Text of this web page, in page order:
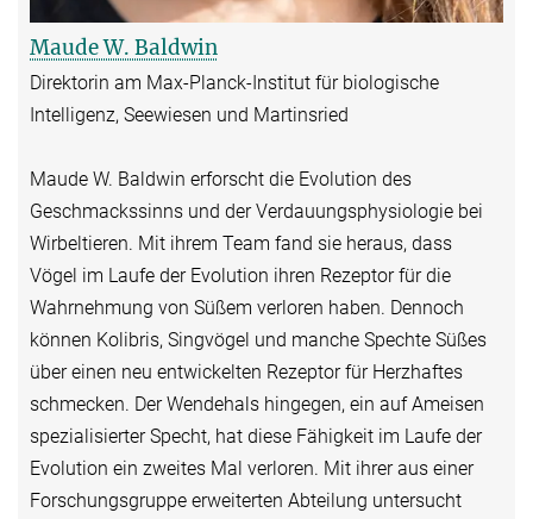
Maude W. Baldwin
Direktorin am Max-Planck-Institut für biologische
Intelligenz, Seewiesen und Martinsried
Maude W. Baldwin erforscht die Evolution des
Geschmackssinns und der Verdauungsphysiologie bei
Wirbeltieren. Mit ihrem Team fand sie heraus, dass
Vögel im Laufe der Evolution ihren Rezeptor für die
Wahrnehmung von Süßem verloren haben. Dennoch
können Kolibris, Singvögel und manche Spechte Süßes
über einen neu entwickelten Rezeptor für Herzhaftes
schmecken. Der Wendehals hingegen, ein auf Ameisen
spezialisierter Specht, hat diese Fähigkeit im Laufe der
Evolution ein zweites Mal verloren. Mit ihrer aus einer
Forschungsgruppe erweiterten Abteilung untersucht